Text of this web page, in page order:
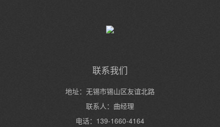
联系我们
地址：无锡市锡山区友谊北路
联系人：曲经理
电话：139-1660-4164